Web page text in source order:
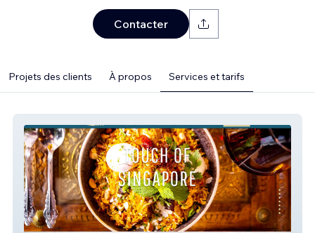
Contacter
Projets des clients À propos Services et tarifs